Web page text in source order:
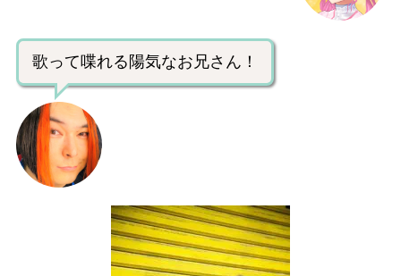
歌って喋れる陽気なお兄さん！